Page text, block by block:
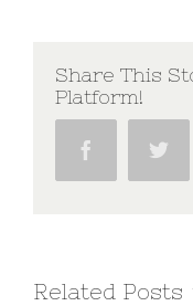
Share This
Platform!
Facebook
Related Posts